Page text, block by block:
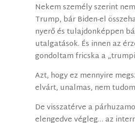
Nekem személy szerint
Trump, bár Biden-el
nyerő és tulajdonképpen
utalgatások. És innen az
gondoltam fricska a
Azt, hogy ez mennyire
elvárt, unalmas, nem
De visszatérve a
elengedve végleg… az